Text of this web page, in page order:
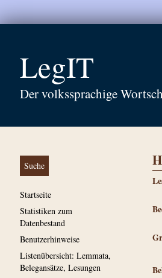
LegIT
Der volkssprachige
Suche
Startseite
Statistiken zum
Datenbestand
Benutzerhinweise
Listenübersicht: Lemmata,
Belegansätze, Lesungen